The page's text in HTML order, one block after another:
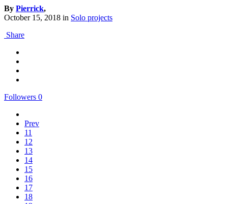
By Pierrick,
October 15, 2018 in Solo projects
Share
Followers 0
Prev
11
12
13
14
15
16
17
18